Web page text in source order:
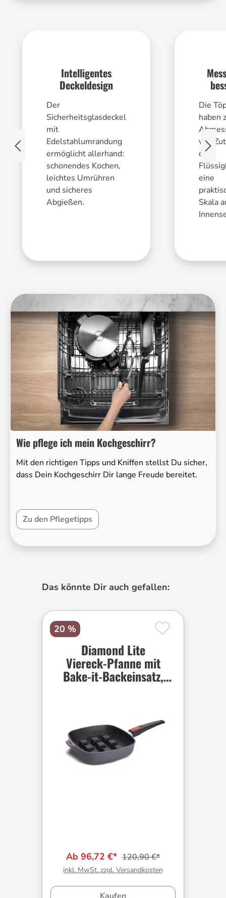
Intelligentes
Deckeldesign
Der
Sicherheitsglasdeckel
mit
Edelstahlumrandung
ermöglicht allerhand:
schonendes Kochen,
leichtes Umrühren
und sicheres
Abgießen.
Die
haben
von
oder
eine
Skala
Wie pflege ich mein Kochgeschirr?
Mit den richtigen Tipps und Kniffen stellst Du sicher,
dass Dein Kochgeschirr Dir lange Freude bereitet.
Zu den Pflegetipps
Produktgalerie überspringen
Das könnte Dir auch gefallen:
20 %
Diamond Lite
Viereck-Pfanne mit
Bake-it-Backeinsatz,
viereckig, 24 x 24 cm
Ab 96,72 €* 120,90 €*
inkl. MwSt. zzgl. Versandkosten